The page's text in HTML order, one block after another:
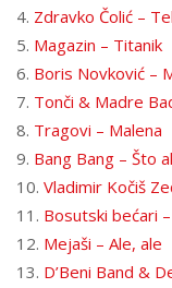
4. Zdravko Čolić –
5. Magazin – Titanik
6. Boris Novković –
7. Tonči & Madre
8. Tragovi – Malena
9. Bang Bang – Što
10. Vladimir Kočiš
11. Bosutski bećari
12. Mejaši – Ale, ale
13. D’Beni Band &